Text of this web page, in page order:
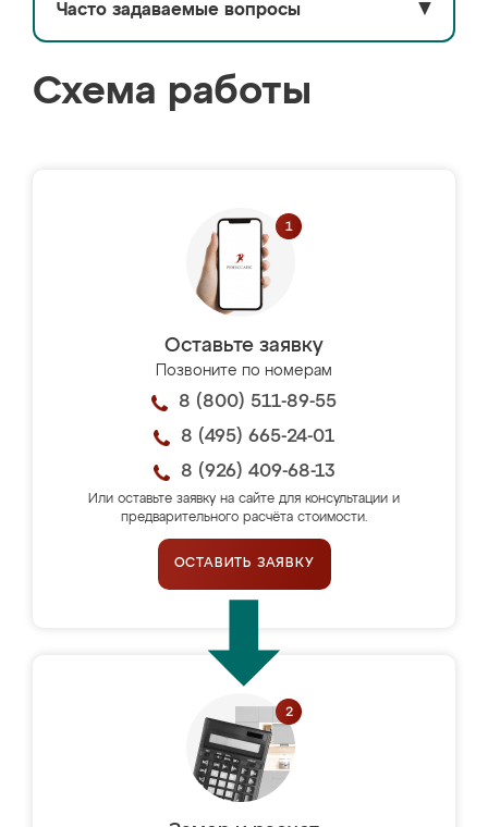
Часто задаваемые вопросы ▼
Схема работы
Оставьте заявку
Позвоните по номерам
8 (800) 511-89-55
8 (495) 665-24-01
8 (926) 409-68-13
Или оставьте заявку на сайте для консультации и
предварительного расчёта стоимости.
ОСТАВИТЬ ЗАЯВКУ